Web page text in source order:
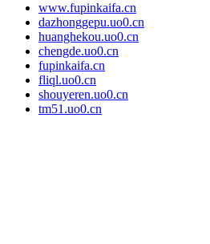
www.fupinkaifa.cn
dazhonggepu.uo0.cn
huanghekou.uo0.cn
chengde.uo0.cn
fupinkaifa.cn
fliql.uo0.cn
shouyeren.uo0.cn
tm51.uo0.cn